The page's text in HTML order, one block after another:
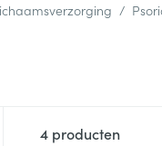
/
4 producten